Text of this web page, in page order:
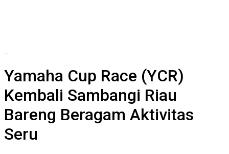
Yamaha Cup Race (YCR)
Kembali Sambangi Riau
Bareng Beragam Aktivitas
Seru